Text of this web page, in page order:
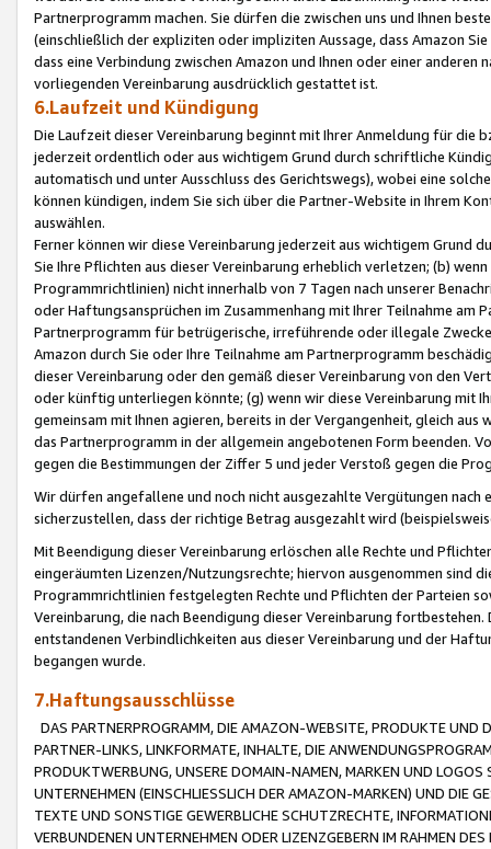
Partnerprogramm machen. Sie dürfen die zwischen uns und Ihnen
(einschließlich der expliziten oder impliziten Aussage, dass Amazon
dass eine Verbindung zwischen Amazon und Ihnen oder einer
vorliegenden Vereinbarung ausdrücklich gestattet ist.
6.Laufzeit und Kündigung
Die Laufzeit dieser Vereinbarung beginnt mit Ihrer Anmeldung für die
jederzeit ordentlich oder aus wichtigem Grund durch schriftliche
automatisch und unter Ausschluss des Gerichtswegs), wobei eine
können kündigen, indem Sie sich über die Partner-Website in Ihrem
auswählen.
Ferner können wir diese Vereinbarung jederzeit aus wichtigem Grund
Sie Ihre Pflichten aus dieser Vereinbarung erheblich verletzen; (b)
Programmrichtlinien) nicht innerhalb von 7 Tagen nach unserer
oder Haftungsansprüchen im Zusammenhang mit Ihrer Teilnahme am
Partnerprogramm für betrügerische, irreführende oder illegale
Amazon durch Sie oder Ihre Teilnahme am Partnerprogramm
dieser Vereinbarung oder den gemäß dieser Vereinbarung von den
oder künftig unterliegen könnte; (g) wenn wir diese Vereinbarung mit
gemeinsam mit Ihnen agieren, bereits in der Vergangenheit, gleich
das Partnerprogramm in der allgemein angebotenen Form beenden.
gegen die Bestimmungen der Ziffer 5 und jeder Verstoß gegen die
Wir dürfen angefallene und noch nicht ausgezahlte Vergütungen
sicherzustellen, dass der richtige Betrag ausgezahlt wird
Mit Beendigung dieser Vereinbarung erlöschen alle Rechte und
eingeräumten Lizenzen/Nutzungsrechte; hiervon ausgenommen sind
Programmrichtlinien festgelegten Rechte und Pflichten der Parteien
Vereinbarung, die nach Beendigung dieser Vereinbarung
entstandenen Verbindlichkeiten aus dieser Vereinbarung und der
begangen wurde.
7.Haftungsausschlüsse
DAS PARTNERPROGRAMM, DIE AMAZON-WEBSITE, PRODUKTE UND
PARTNER-LINKS, LINKFORMATE, INHALTE, DIE
PRODUKTWERBUNG, UNSERE DOMAIN-NAMEN, MARKEN UND
UNTERNEHMEN (EINSCHLIESSLICH DER AMAZON-MARKEN) UND DIE
TEXTE UND SONSTIGE GEWERBLICHE SCHUTZRECHTE,
VERBUNDENEN UNTERNEHMEN ODER LIZENZGEBERN IM RAHMEN